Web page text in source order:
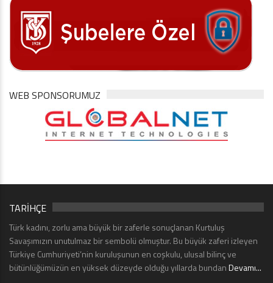
WEB SPONSORUMUZ
TARİHÇE
Türk kadını, zorlu ama büyük bir zaferle sonuçlanan Kurtuluş
Savaşımızın unutulmaz bir sembolü olmuştur. Bu büyük zaferi izleyen
Türkiye Cumhuriyeti’nin kuruluşunun en coşkulu, ulusal bilinç ve
bütünlüğümüzün en yüksek düzeyde olduğu yıllarda bundanDevamı...